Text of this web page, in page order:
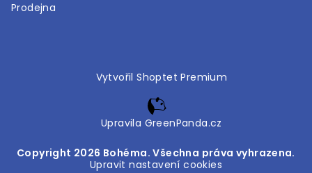
Prodejna
Copyright 2026 Bohéma. Všechna práva vyhrazena.
Upravit nastavení cookies
Vytvořil Shoptet Premium
Upravila GreenPanda.cz